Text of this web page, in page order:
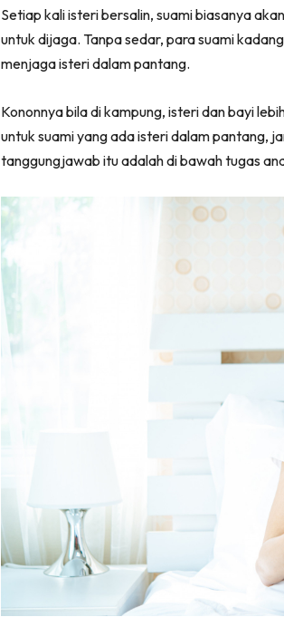
Setiap kali isteri bersalin, suami biasanya
untuk dijaga. Tanpa sedar, para suami
menjaga isteri dalam pantang.
Kononnya bila di kampung, isteri dan bayi
untuk suami yang ada isteri dalam pantang,
tanggungjawab itu adalah di bawah tugas